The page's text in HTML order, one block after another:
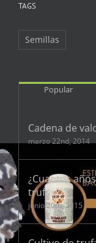
TAGS
Semillas
Popular
Cadena de
marzo 22nd, 2014
¿Cuantos
trufas?
junio 20th, 2015